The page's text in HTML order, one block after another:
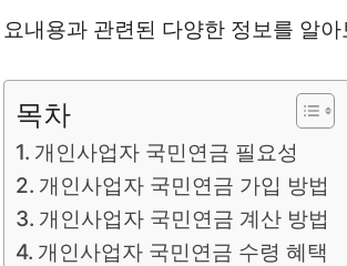
요내용과 관련된 다양한 정보를 알
목차
개인사업자 국민연금 필요성
개인사업자 국민연금 가입 방법
개인사업자 국민연금 계산 방법
개인사업자 국민연금 수령 혜택